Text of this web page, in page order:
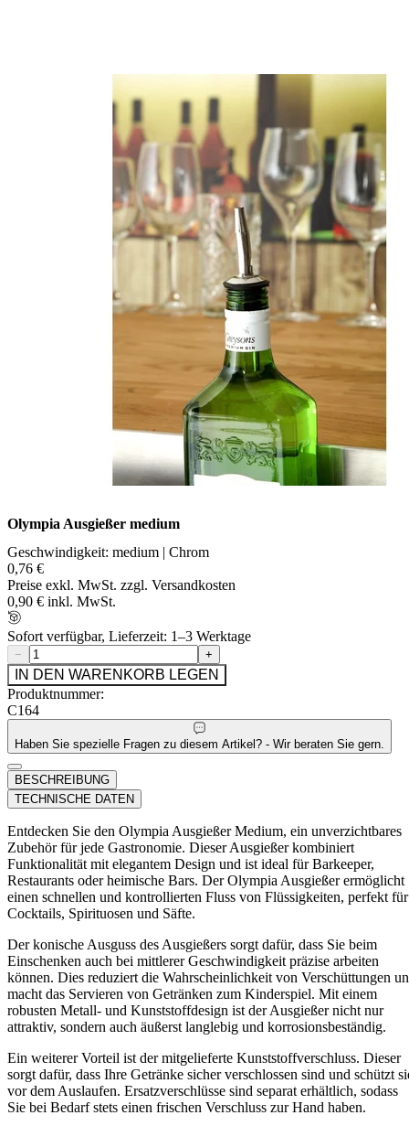
Olympia Ausgießer medium
Geschwindigkeit: medium | Chrom
0,76 €
Preise exkl. MwSt. zzgl. Versandkosten
0,90 € inkl. MwSt.
Sofort verfügbar, Lieferzeit: 1–3 Werktage
− +
IN DEN WARENKORB LEGEN
Produktnummer:
C164
Haben Sie spezielle Fragen zu diesem Artikel? - Wir beraten Sie gern.
BESCHREIBUNG
TECHNISCHE DATEN
Entdecken Sie den Olympia Ausgießer Medium, ein unverzichtbares
Zubehör für jede Gastronomie. Dieser Ausgießer kombiniert
Funktionalität mit elegantem Design und ist ideal für Barkeeper,
Restaurants oder heimische Bars. Der Olympia Ausgießer ermöglicht
einen schnellen und kontrollierten Fluss von Flüssigkeiten, perfekt für
Cocktails, Spirituosen und Säfte.
Der konische Ausguss des Ausgießers sorgt dafür, dass Sie beim
Einschenken auch bei mittlerer Geschwindigkeit präzise arbeiten
können. Dies reduziert die Wahrscheinlichkeit von Verschüttungen
macht das Servieren von Getränken zum Kinderspiel. Mit einem
robusten Metall- und Kunststoffdesign ist der Ausgießer nicht nur
attraktiv, sondern auch äußerst langlebig und korrosionsbeständig.
Ein weiterer Vorteil ist der mitgelieferte Kunststoffverschluss. Dieser
sorgt dafür, dass Ihre Getränke sicher verschlossen sind und schützt
vor dem Auslaufen. Ersatzverschlüsse sind separat erhältlich, sodass
Sie bei Bedarf stets einen frischen Verschluss zur Hand haben.